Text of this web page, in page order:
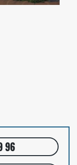
96